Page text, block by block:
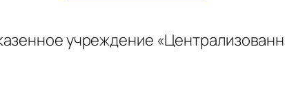
учреждение